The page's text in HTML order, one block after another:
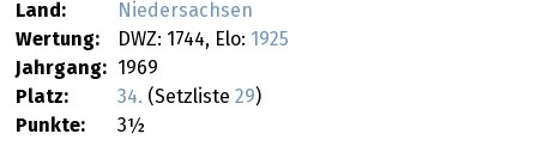
Land:
Niedersachsen
Wertung:
DWZ: 1744, Elo: 1925
Jahrgang:
1969
Platz:
34. (Setzliste 29)
Punkte:
3½